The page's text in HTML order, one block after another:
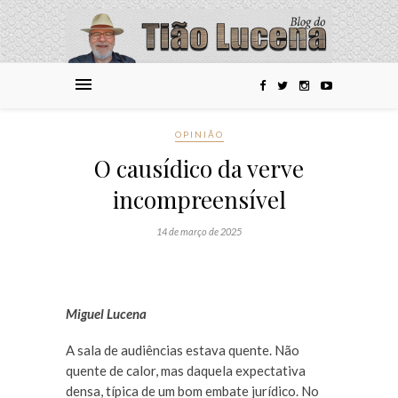
OPINIÃO
O causídico da verve
incompreensível
14 de março de 2025
Miguel Lucena
A sala de audiências estava quente. Não
quente de calor, mas daquela expectativa
densa, típica de um bom embate jurídico. No